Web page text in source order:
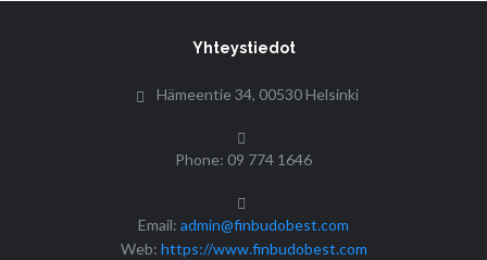
Yhteystiedot
Hämeentie 34, 00530 Helsinki
Phone: 09 774 1646
Email: admin@finbudobest.com
Web: https://www.finbudobest.com